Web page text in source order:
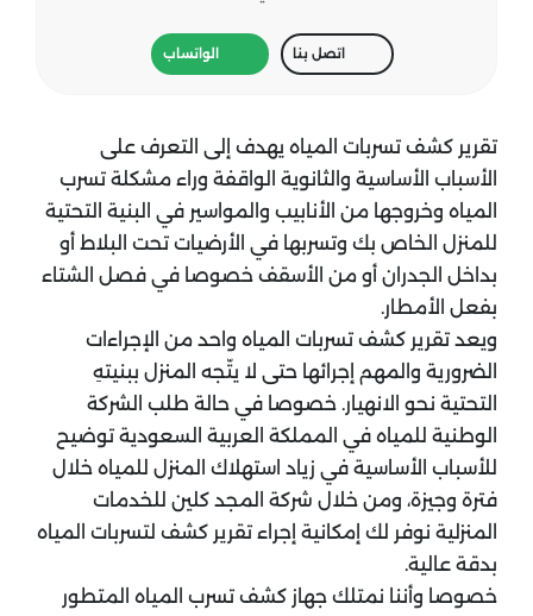
اتصل بنا الواتساب
تقرير كشف تسربات المياه يهدف إلى التعرف على
الأسباب الأساسية والثانوية الواقفة وراء مشكلة تسرب
المياه وخروجها من الأنابيب والمواسير في البنية التحتية
للمنزل الخاص بك وتسربها في الأرضيات تحت البلاط أو
بداخل الجدران أو من الأسقف خصوصا في فصل الشتاء
بفعل الأمطار.
ويعد تقرير كشف تسربات المياه واحد من الإجراءات
الضرورية والمهم إجرائها حتى لا يتّجه المنزل ببنيتهِ
التحتية نحو الانهيار. خصوصا في حالة طلب الشركة
الوطنية للمياه في المملكة العربية السعودية توضيح
للأسباب الأساسية في زياد استهلاك المنزل للمياه خلال
فترة وجيزة، ومن خلال شركة المجد كلين للخدمات
المنزلية نوفر لك إمكانية إجراء تقرير كشف لتسربات المياه
بدقة عالية.
خصوصا وأننا نمتلك جهاز كشف تسرب المياه المتطور